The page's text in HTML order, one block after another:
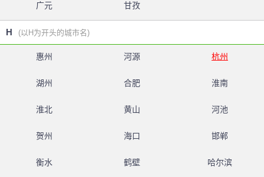
广元 甘孜
H (以H为开头的城市名)
惠州 河源 杭州
湖州 合肥 淮南
淮北 黄山 河池
贺州 海口 邯郸
衡水 鹤壁 哈尔滨